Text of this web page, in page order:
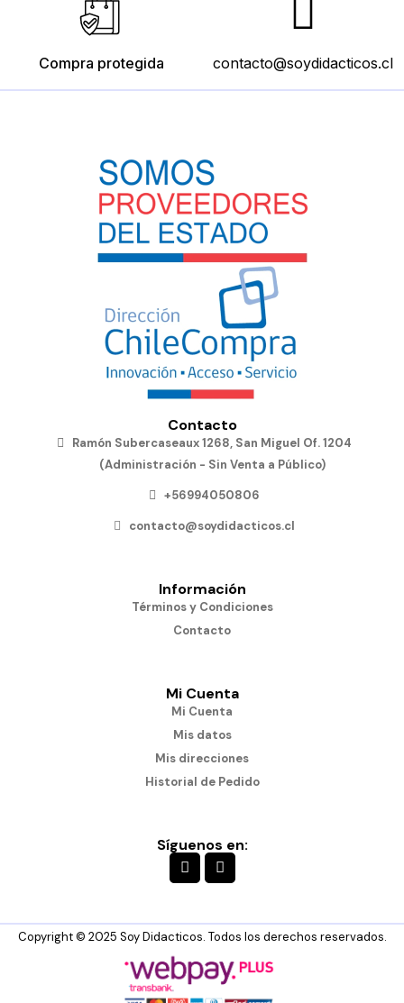
Compra protegida contacto@soydidacticos.cl
Contacto
Ramón Subercaseaux 1268, San Miguel Of. 1204
(Administración - Sin Venta a Público)
+56994050806
contacto@soydidacticos.cl
Información
Términos y Condiciones
Contacto
Mi Cuenta
Mi Cuenta
Mis datos
Mis direcciones
Historial de Pedido
Síguenos en:
Copyright © 2025 Soy Didacticos. Todos los derechos reservados.